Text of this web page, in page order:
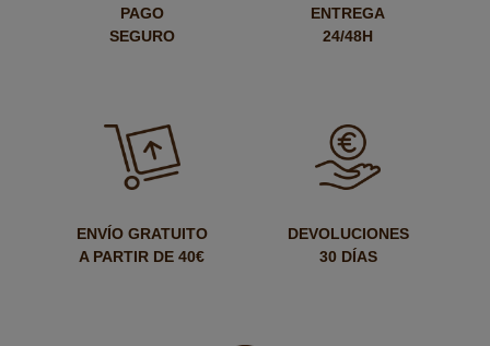
PAGO
SEGURO
ENTREGA
24/48H
ENVÍO GRATUITO
A PARTIR DE 40€
DEVOLUCIONES
30 DÍAS